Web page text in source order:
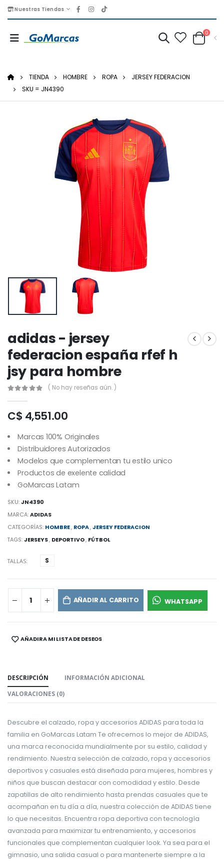
Nuestras Tiendas
0
TIENDA HOMBRE ROPA
JERSEY FEDERACION
SKU = JN4390
adidas - jersey
federacion españa rfef h
jsy para hombre
( No hay reseñas aún. )
C$ 4,551.00
Marcas 100% Originales
Distribuidores Autorizados
Modelos que complementan tu estilo unico
Productos de exelente calidad
GoMarcas Latam
SKU:JN4390
MARCA:ADIDAS
CATEGORÍAS: HOMBRE, ROPA,JERSEY FEDERACION
TAGS:JERSEYS, DEPORTIVO, FÚTBOL
TALLAS: S
AÑADIR AL CARRITO WHATSAPP
SHARE:AÑADIR A MI LISTA DE DESEOS
DESCRIPCIÓN
INFORMACIÓN ADICIONAL
VALORACIONES (0)
Descubre el calzado, ropa y accesorios ADIDAS para toda la
familia en GoMarcas Latam Te ofrecemos lo mejor de ADIDAS,
una marca reconocida mundialmente por su estilo, calidad y
rendimiento. Nuestra selección de calzado, ropa y accesorios
deportivos y casuales está diseñada para mujeres, hombres y
niños que buscan destacar con comodidad y estilo. Desde
zapatillas de alto rendimiento hasta prendas casuales que te
acompañan en tu día a día, nuestra colección de ADIDAS tiene
lo que necesitas. Encuentra ropa deportiva con tecnología
avanzada para maximizar tu entrenamiento, y accesorios
funcionales que complementan cualquier look. Ya sea para el
gimnasio, una salida casual o para mantenerte siempre a la